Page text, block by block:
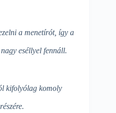
a menetírót, így a
eséllyel fennáll.
kifolyólag komoly